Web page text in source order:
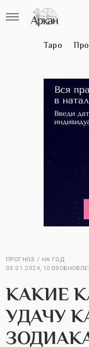
Таро
ПРОГНОЗ
НА ГОД
03.01.2024, 10:09
КАКИЕ
УДАЧУ